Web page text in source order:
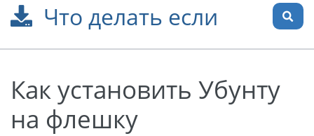
Что делать если
Как установить Убунту
на флешку